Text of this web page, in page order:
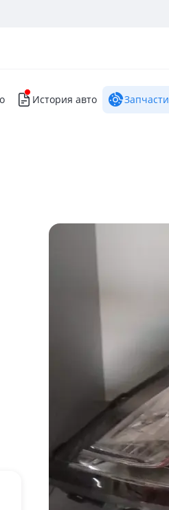
История авто Запчасти